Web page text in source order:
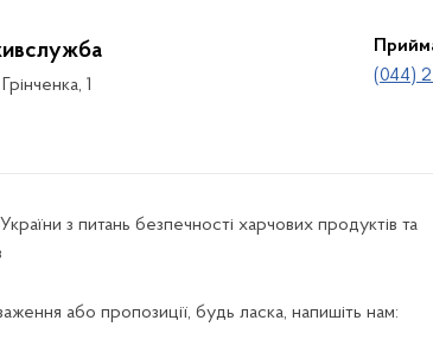
1
(044)
з питань безпечності харчових продуктів та
або пропозиції, будь ласка, напишіть нам: